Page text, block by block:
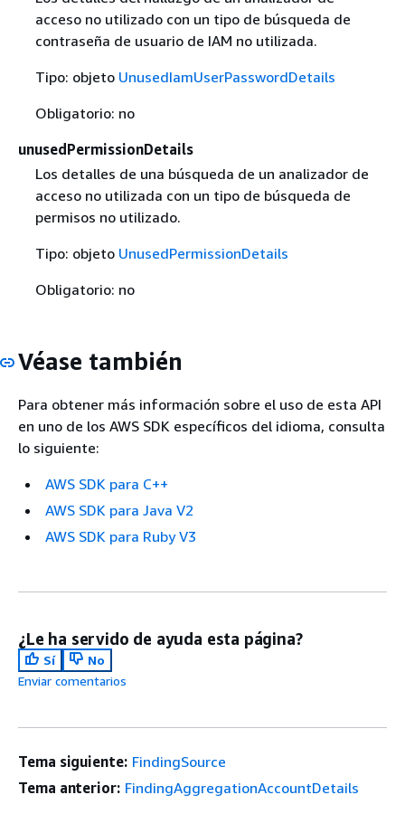
acceso no utilizado con un tipo de búsqueda de
contraseña de usuario de IAM no utilizada.
Tipo: objeto UnusedIamUserPasswordDetails
Obligatorio: no
unusedPermissionDetails
Los detalles de una búsqueda de un analizador de
acceso no utilizada con un tipo de búsqueda de
permisos no utilizado.
Tipo: objeto UnusedPermissionDetails
Obligatorio: no
Véase también
Para obtener más información sobre el uso de esta API
en uno de los AWS SDK específicos del idioma, consulta
lo siguiente:
AWS SDK para C++
AWS SDK para Java V2
AWS SDK para Ruby V3
¿Le ha servido de ayuda esta página?
Sí
No
Enviar comentarios
Tema siguiente: FindingSource
Tema anterior: FindingAggregationAccountDetails